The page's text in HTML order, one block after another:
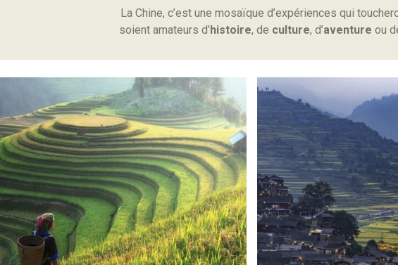
La Chine, c’est une mosaïque d’expériences qui
soient amateurs d’ histoire, de culture, d’aventure ou